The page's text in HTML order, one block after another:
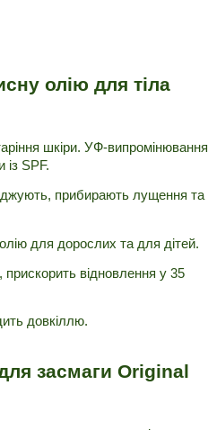
олію для тіла
шкіри. УФ-випромінювання
SPF.
прибирають лущення та
для дорослих та для дітей.
відновлення у 35
довкіллю.
засмаги Original